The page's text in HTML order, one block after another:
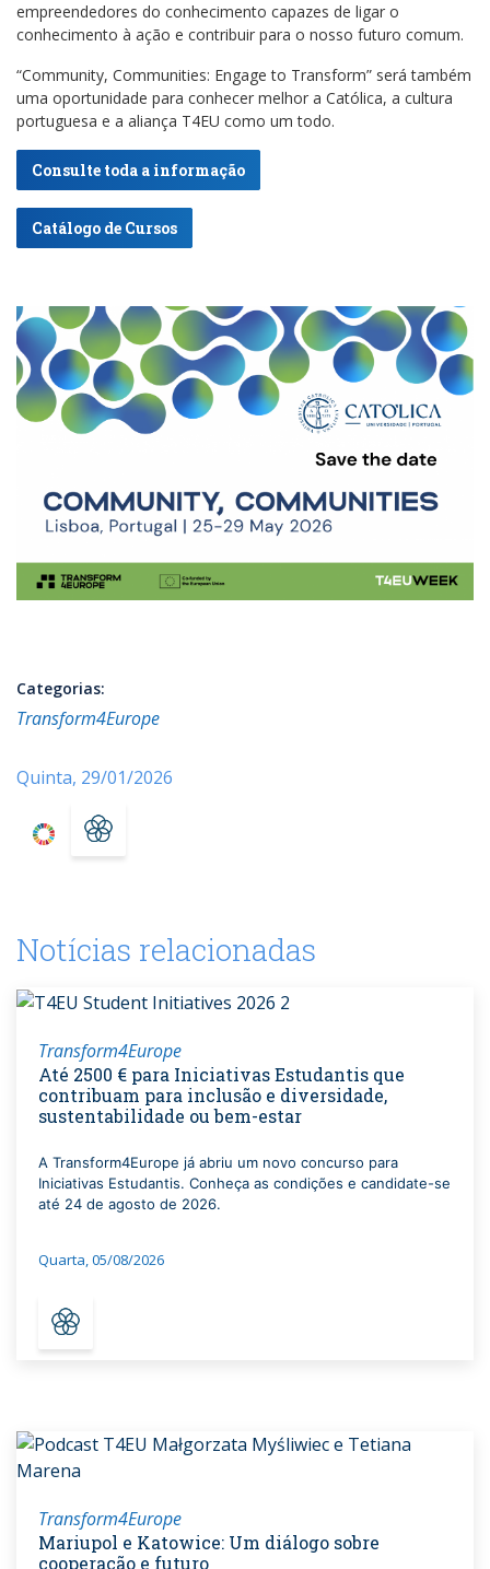
empreendedores do conhecimento capazes de ligar o
conhecimento à ação e contribuir para o nosso futuro comum.
“Community, Communities: Engage to Transform” será também
uma oportunidade para conhecer melhor a Católica, a cultura
portuguesa e a aliança T4EU como um todo.
Consulte toda a informação
Catálogo de Cursos
Categorias:
Transform4Europe
Quinta, 29/01/2026
Notícias relacionadas
Transform4Europe
Até 2500 € para Iniciativas Estudantis que
contribuam para inclusão e diversidade,
sustentabilidade ou bem-estar
A Transform4Europe já abriu um novo concurso para
Iniciativas Estudantis. Conheça as condições e candidate-se
até 24 de agosto de 2026.
Quarta, 05/08/2026
Transform4Europe
Mariupol e Katowice: Um diálogo sobre
cooperação e futuro